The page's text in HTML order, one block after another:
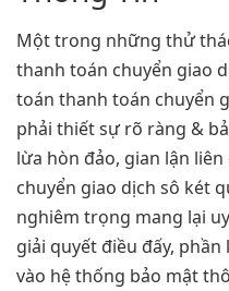
Một trong những thử
thanh toán chuyển giao
toán thanh toán chuyển
phải thiết sự rõ ràng &
lừa hòn đảo, gian lận
chuyển giao dịch sô két
nghiêm trọng mang lại
giải quyết điều đấy,
vào hệ thống bảo mật